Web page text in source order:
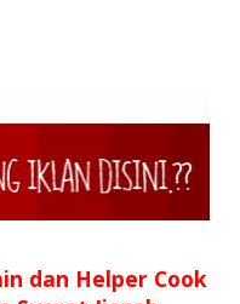
dan Helper Cook